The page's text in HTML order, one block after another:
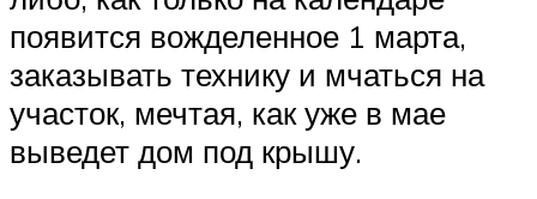
появится вожделенное 1 марта,
заказывать технику и мчаться на
участок, мечтая, как уже в мае
выведет дом под крышу.